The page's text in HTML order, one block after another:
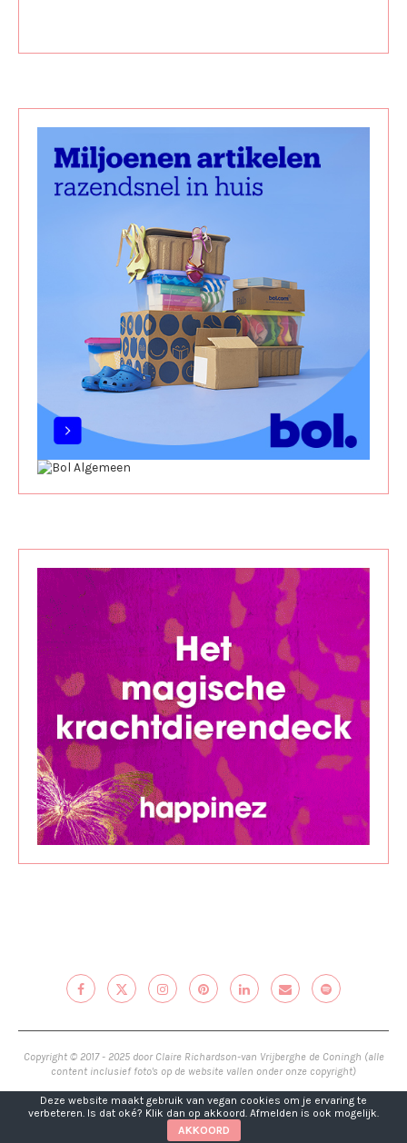
Copyright © 2017 - 2025 door Claire Richardson-van Vrijberghe de Coningh (alle
content inclusief foto's op de website vallen onder onze copyright)
TERUG NAAR BOVEN
Deze website maakt gebruik van vegan cookies om je ervaring te
verbeteren. Is dat oké? Klik dan op akkoord. Afmelden is ook mogelijk.
AKKOORD